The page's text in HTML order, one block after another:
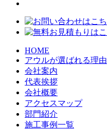
HOME
アウルが選ばれる理由
会社案内
代表挨拶
会社概要
アクセスマップ
部門紹介
施工事例一覧